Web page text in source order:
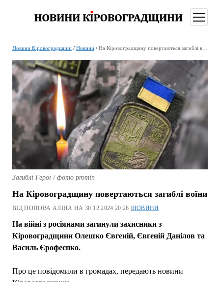
меню
Новини Кіровоградщини/ Новини/ На Кіровоградщину повертаються загиблі воїни
Загиблі Герої / фото promin
На Кіровоградщину повертаються загиблі воїни
ВІД ПОПОВА АЛІНА НА 30.12.2024 20:28 | НОВИНИ
На війні з росіянами загинули захисники з
Кіровоградщини Олешко Євгеній, Євгеній Данілов та
Василь Єрофеєнко.
Про це повідомили в громадах, передають новини